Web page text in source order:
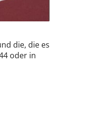
die, die es
oder in